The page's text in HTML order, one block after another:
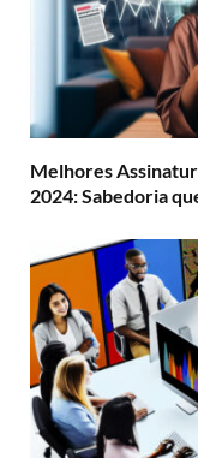
Melhores
2024: Sabedoria